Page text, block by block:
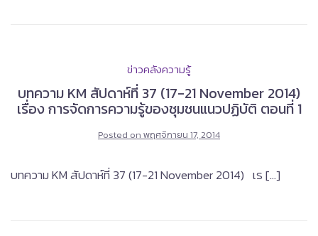
ข่าวคลังความรู้
บทความ KM สัปดาห์ที่ 37 (17-21 November 2014)
เรื่อง การจัดการความรู้ของชุมชนแนวปฏิบัติ ตอนที่ 1
Posted on พฤศจิกายน 17, 2014
บทความ KM สัปดาห์ที่ 37 (17-21 November 2014) เร […]